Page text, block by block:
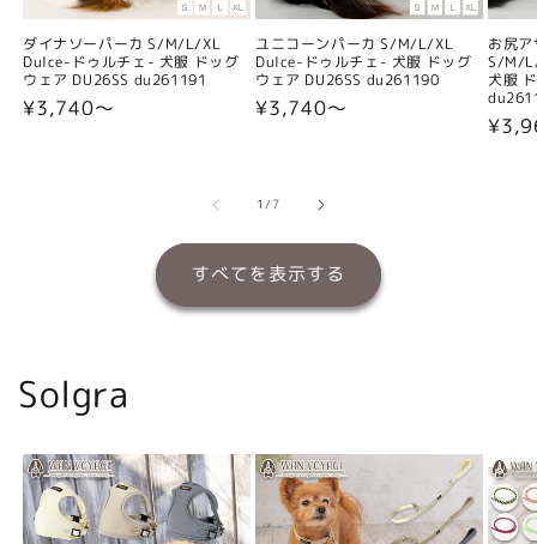
ダイナソーパーカ S/M/L/XL
Dulce-ドゥルチェ- 犬服 ドッグ
ウェア DU26SS du261191
通
¥3,740〜
ユニコーンパーカ S/M/L/XL
Dulce-ドゥルチェ- 犬服 ドッグ
ウェア DU26SS du261190
通
¥3,740〜
お尻
S/M/
犬服
通
1/の
7
すべてを表示する
Solgra